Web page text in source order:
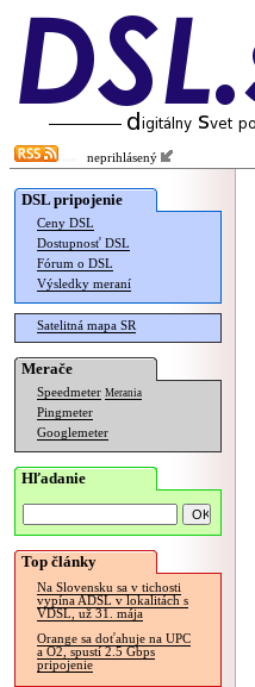
neprihlásený
DSL pripojenie
Ceny DSL
Dostupnosť DSL
Fórum o DSL
Výsledky meraní
Satelitná mapa SR
Merače
Speedmeter Merania
Pingmeter
Googlemeter
Hľadanie
Top články
Na Slovensku sa v tichosti
vypína ADSL v lokalitách s
VDSL, už 31. mája
Orange sa doťahuje na UPC
a O2, spustí 2.5 Gbps
pripojenie